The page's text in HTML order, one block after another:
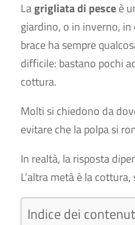
Lagrigliata di pesceè
giardino, o in inverno,
brace ha sempre
difficile: bastano pochi
cottura.
Molti si chiedono da
evitare che la polpa si
In realtà, la risposta
L’altra metà è la
Indice dei